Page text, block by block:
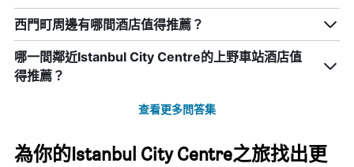
西門町周邊有哪間酒店值得推薦？
哪一間鄰近Istanbul City Centre的上野車站酒店值
得推薦？
查看更多問答集
為你的Istanbul City Centre之旅找出更